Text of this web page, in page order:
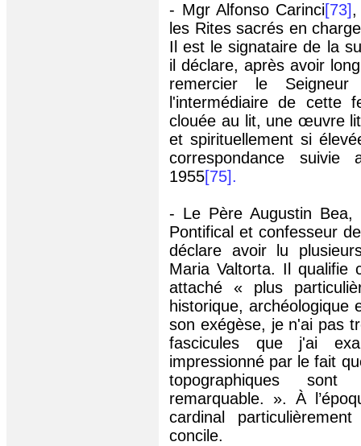
- Mgr Alfonso Carinci[73],
les Rites sacrés en
Il est le signataire de la
il déclare, après avoir
remercier le
l'intermédiaire de cette
clouée au lit, une œuvre
et spirituellement si
correspondance
1955[75].
- Le Père Augustin Bea,
Pontifical et confesseur
déclare avoir lu
Maria Valtorta. Il qualifie
attaché « plus
historique, archéologique
son exégèse, je n'ai pas
fascicules que j'ai
impressionné par le fait
topographiques
remarquable. ». À
cardinal
concile.